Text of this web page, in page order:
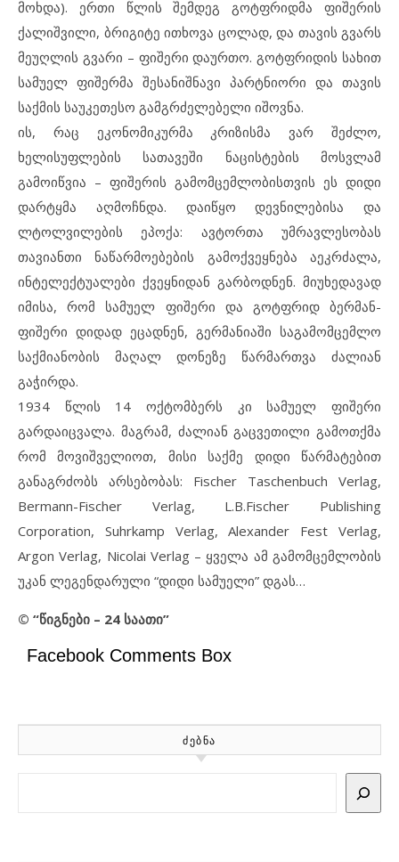
მოხდა). ერთი წლის შემდეგ გოტფრიდმა ფიშერის
ქალიშვილი, ბრიგიტე ითხოვა ცოლად, და თავის გვარს
მეუღლის გვარი – ფიშერი დაურთო. გოტფრიდის სახით
სამუელ ფიშერმა შესანიშნავი პარტნიორი და თავის
საქმის საუკეთესო გამგრძელებელი იშოვნა.
ის, რაც ეკონომიკურმა კრიზისმა ვარ შეძლო,
ხელისუფლების სათავეში ნაცისტების მოსვლამ
გამოიწვია – ფიშერის გამომცემლობისთვის ეს დიდი
დარტყმა აღმოჩნდა. დაიწყო დევნილებისა და
ლტოლვილების ეპოქა: ავტორთა უმრავლესობას
თავიანთი ნაწარმოებების გამოქვეყნება აეკრძალა,
ინტელექტუალები ქვეყნიდან გარბოდნენ. მიუხედავად
იმისა, რომ სამუელ ფიშერი და გოტფრიდ ბერმან-
ფიშერი დიდად ეცადნენ, გერმანიაში საგამომცემლო
საქმიანობის მაღალ დონეზე წარმართვა ძალიან
გაჭირდა.
1934 წლის 14 ოქტომბერს კი სამუელ ფიშერი
გარდაიცვალა. მაგრამ, ძალიან გაცვეთილი გამოთქმა
რომ მოვიშველიოთ, მისი საქმე დიდი წარმატებით
განაგრძობს არსებობას: Fischer Taschenbuch Verlag,
Bermann-Fischer Verlag, L.B.Fischer Publishing
Corporation, Suhrkamp Verlag, Alexander Fest Verlag,
Argon Verlag, Nicolai Verlag – ყველა ამ გამომცემლობის
უკან ლეგენდარული “დიდი სამუელი” დგას…
© “წიგნები – 24 საათი”
Facebook Comments Box
ᲫᲔᲑᲜᲐ